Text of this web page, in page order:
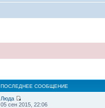
ПОСЛЕДНЕЕ СООБЩЕНИЕ
Люда
05 сен 2015, 22:06